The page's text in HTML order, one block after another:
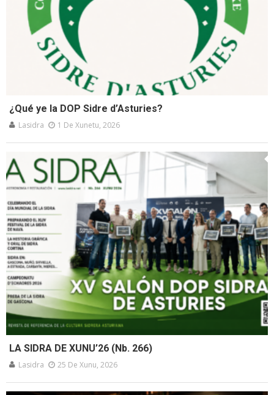
¿Qué ye la DOP Sidre d’Asturies?
Lasidra 1 De Xunetu, 2026
LA SIDRA DE XUNU’26 (Nb. 266)
Lasidra 25 De Xunu, 2026